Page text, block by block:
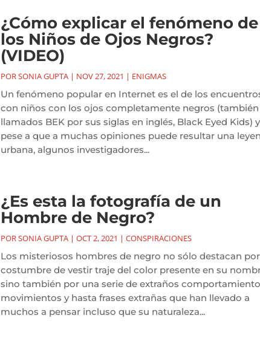
¿Cómo explicar el fenómeno de
los Niños de Ojos Negros?
(VIDEO)
PORSONIA GUPTA| NOV 27, 2021 | ENIGMAS
Un fenómeno popular en Internet es el de los
con niños con los ojos completamente negros (también
llamados BEK por sus siglas en inglés, Black Eyed Kids) y
pese a que a muchas opiniones puede resultar una
urbana, algunos investigadores...
¿Es esta la fotografía de un
Hombre de Negro?
PORSONIA GUPTA| OCT 2, 2021 | CONSPIRACIONES
Los misteriosos hombres de negro no sólo destacan
costumbre de vestir traje del color presente en su
sino también por una serie de extraños
movimientos y hasta frases extrañas que han llevado a
muchos a pensar incluso que su naturaleza...